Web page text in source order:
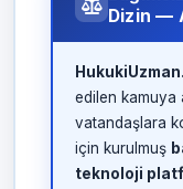
Dizin —
edilen kamuya
vatandaşlara
için kurulmuş
teknoloji